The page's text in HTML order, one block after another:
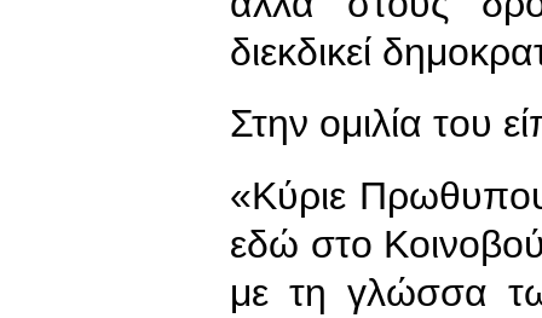
διεκδικεί
Στην ομιλία του
«Κύριε
εδώ στο
με τη γλώσσα